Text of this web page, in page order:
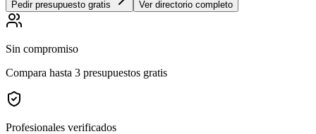
Pedir presupuesto gratis Ver directorio completo
Sin compromiso
Compara hasta 3 presupuestos gratis
Profesionales verificados